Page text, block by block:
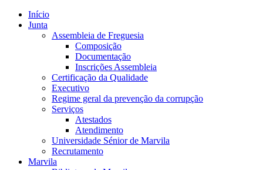
Início
Junta
Assembleia de Freguesia
Composição
Documentação
Inscrições Assembleia
Certificação da Qualidade
Executivo
Regime geral da prevenção da corrupção
Serviços
Atestados
Atendimento
Universidade Sénior de Marvila
Recrutamento
Marvila